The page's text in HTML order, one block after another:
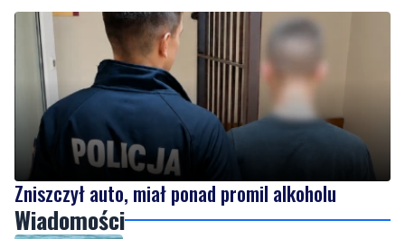
Zniszczył auto, miał ponad promil alkoholu
Wiadomości